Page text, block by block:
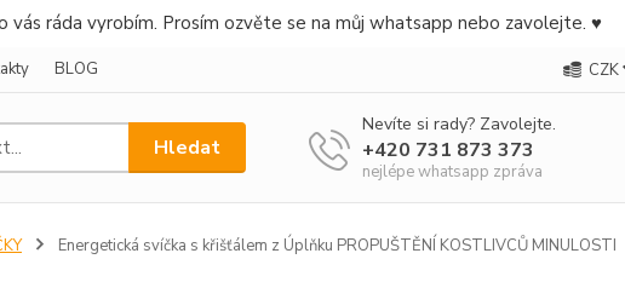
vás ráda vyrobím. Prosím ozvěte se na můj whatsapp nebo zavolejte. ♥
BLOG CZK
Hledat
Nevíte si rady? Zavolejte.
+420 731 873 373
nejlépe whatsapp zpráva
Energetická svíčka s křišťálem z Úplňku PROPUŠTĚNÍ KOSTLIVCŮ MINULOSTI